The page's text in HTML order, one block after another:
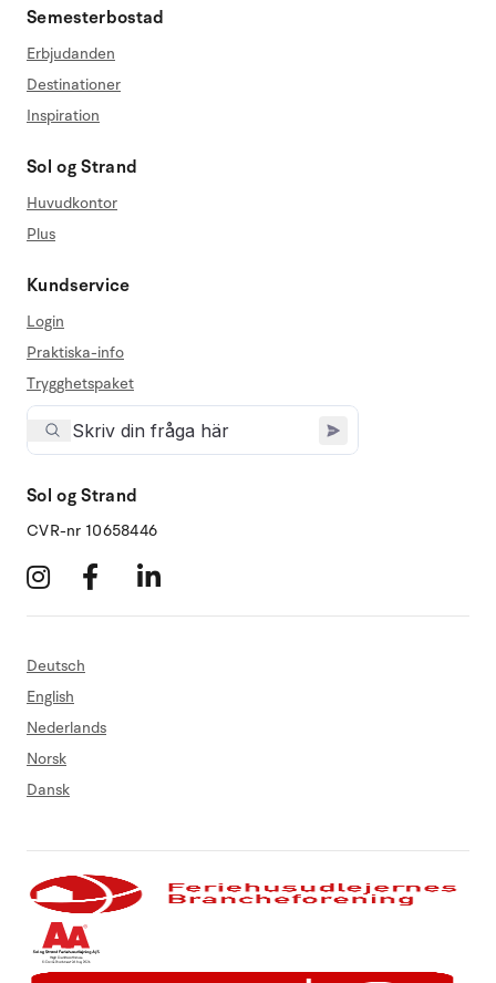
Semesterbostad
Erbjudanden
Destinationer
Inspiration
Sol og Strand
Huvudkontor
Plus
Kundservice
Login
Praktiska-info
Trygghetspaket
Sol og Strand
CVR-nr 10658446
Deutsch
English
Nederlands
Norsk
Dansk